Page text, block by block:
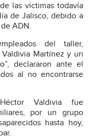
las víctimas todavía
de Jalisco, debido a
ADN.
del taller,
Martínez y un
declararon ante el
al no encontrarse
Valdivia fue
por un grupo
hasta hoy,